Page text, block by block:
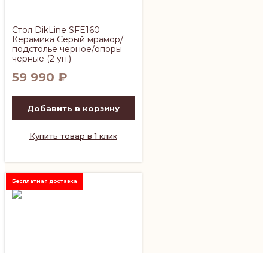
Стол DikLine SFE160
Керамика Серый мрамор/
подстолье черное/опоры
черные (2 уп.)
59 990 ₽
Добавить в корзину
Купить товар в 1 клик
Бесплатная доставка